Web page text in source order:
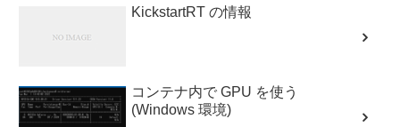
KickstartRT の情報
コンテナ内で GPU を使う
(Windows 環境)